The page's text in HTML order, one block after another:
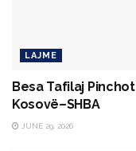
LAJME
Besa Tafilaj
Kosovë–SHBA
JUNE 29, 2026